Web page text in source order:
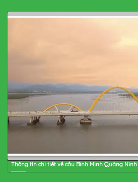
Thông tin chi tiết về cầu Bình Minh Quảng Ninh